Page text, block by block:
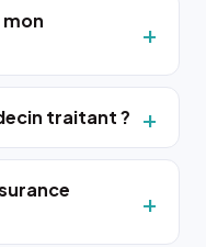
traitant ?